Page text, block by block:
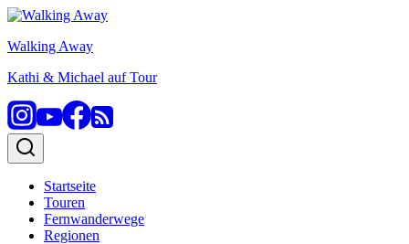
Zum
springen
Walking Away
Kathi & Michael auf Tour
Startseite
Touren
Fernwanderwege
Regionen